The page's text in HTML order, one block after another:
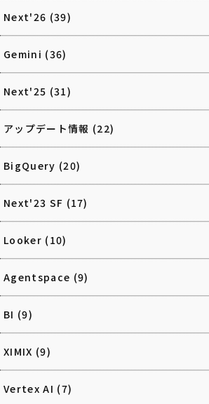
Next'26 (39)
Gemini (36)
Next'25 (31)
アップデート情報 (22)
BigQuery (20)
Next'23 SF (17)
Looker (10)
Agentspace (9)
BI (9)
XIMIX (9)
Vertex AI (7)